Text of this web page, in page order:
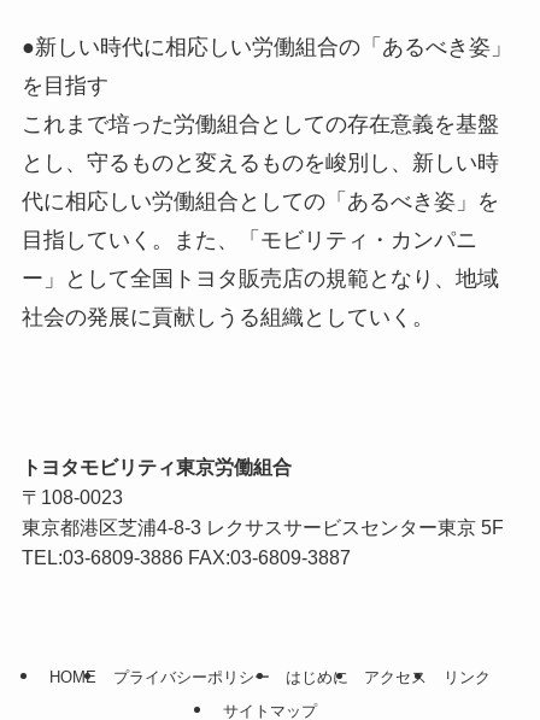
●新しい時代に相応しい労働組合の「あるべき姿」
を目指す
これまで培った労働組合としての存在意義を基盤
とし、守るものと変えるものを峻別し、新しい時
代に相応しい労働組合としての「あるべき姿」を
目指していく。また、「モビリティ・カンパニ
ー」として全国トヨタ販売店の規範となり、地域
社会の発展に貢献しうる組織としていく。
トヨタモビリティ東京労働組合
〒108-0023
東京都港区芝浦4-8-3 レクサスサービスセンター東京 5F
TEL:03-6809-3886 FAX:03-6809-3887
HOME プライバシーポリシー はじめに アクセス
リンク
サイトマップ